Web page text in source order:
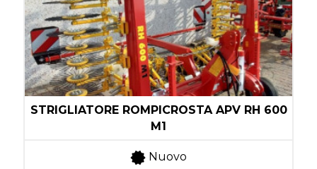
STRIGLIATORE ROMPICROSTA APV RH 600
M1
Nuovo